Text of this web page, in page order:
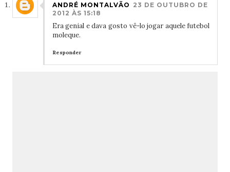
ANDRÉ MONTALVÃO 23 DE OUTUBRO DE
2012 ÀS 15:18
Era genial e dava gosto vê-lo jogar aquele futebol
moleque.
Responder